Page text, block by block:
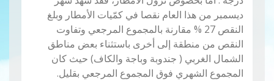
ديسمبر من هذا العام نقصا في كمّيات الأمطار وبلغ
النقص 27 % مقارنة بالمجموع المرجعي وتفاوت
النقص من منطقة إلى أخرى باستثناء بعض مناطق
الشمال الغربي ( جندوبة وباجة والكاف) حيث كان
المجموع الشهري فوق المجموع المرجعي بقليل.